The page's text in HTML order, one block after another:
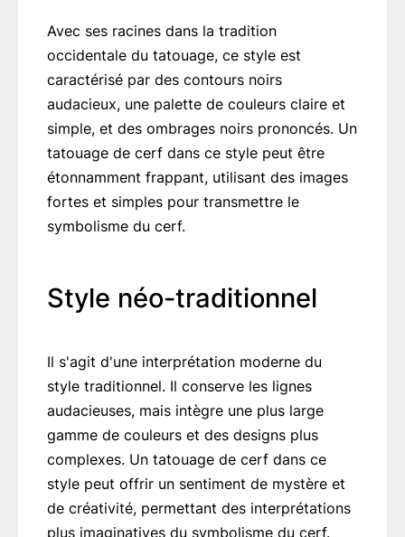
Avec ses racines dans la tradition
occidentale du tatouage, ce style est
caractérisé par des contours noirs
audacieux, une palette de couleurs claire et
simple, et des ombrages noirs prononcés. Un
tatouage de cerf dans ce style peut être
étonnamment frappant, utilisant des images
fortes et simples pour transmettre le
symbolisme du cerf.
Style néo-traditionnel
Il s'agit d'une interprétation moderne du
style traditionnel. Il conserve les lignes
audacieuses, mais intègre une plus large
gamme de couleurs et des designs plus
complexes. Un tatouage de cerf dans ce
style peut offrir un sentiment de mystère et
de créativité, permettant des interprétations
plus imaginatives du symbolisme du cerf.